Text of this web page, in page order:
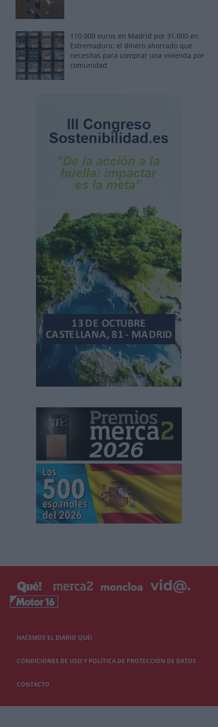
110.000 euros en Madrid por 31.000 en
Extremadura: el dinero ahorrado que
necesitas para comprar una vivienda por
comunidad
HACEMOS EL DIARIO QUÉ!
CONDICIONES DE USO Y POLÍTICA DE PROTECCIÓN DE DATOS
CONTACTO